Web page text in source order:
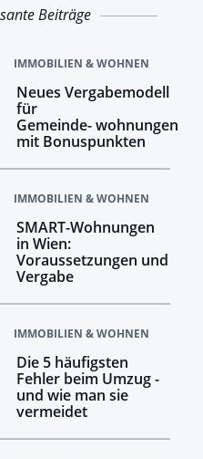
Beiträge
IMMOBILIEN & WOHNEN
Neues Vergabemodell
für
Gemeinde- wohnungen
mit Bonuspunkten
IMMOBILIEN & WOHNEN
SMART-Wohnungen
in Wien:
Voraussetzungen und
Vergabe
IMMOBILIEN & WOHNEN
Die 5 häufigsten
Fehler beim Umzug -
und wie man sie
vermeidet